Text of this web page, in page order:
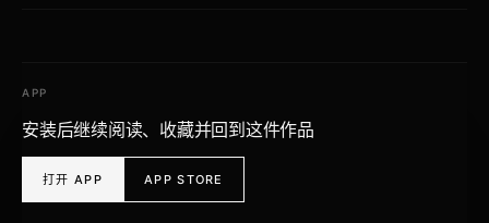
APP
安装后继续阅读、收藏并回到这件作品
打开 APP APP STORE